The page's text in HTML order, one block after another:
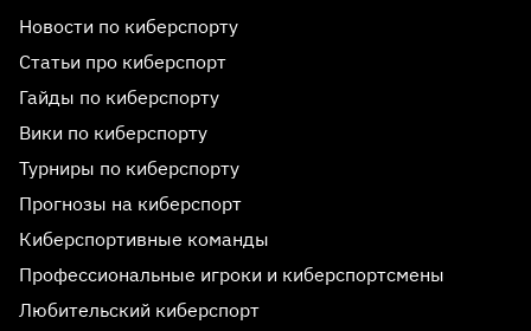
Новости по киберспорту
Статьи про киберспорт
Гайды по киберспорту
Вики по киберспорту
Турниры по киберспорту
Прогнозы на киберспорт
Киберспортивные команды
Профессиональные игроки и киберспортсмены
Любительский киберспорт